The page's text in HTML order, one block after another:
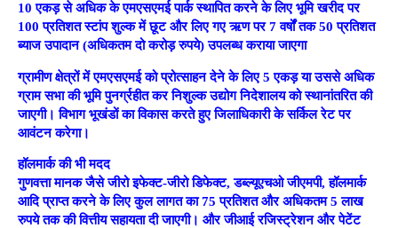
10 एकड़ से अधिक के एमएसएमई पार्क स्थापित करने के लिए भूमि खरीद पर
100 प्रतिशत स्टांप शुल्क में छूट और लिए गए ऋण पर 7 वर्षों तक 50 प्रतिशत
ब्याज उपादान (अधिकतम दो करोड़ रुपये) उपलब्ध कराया जाएगा
ग्रामीण क्षेत्रों में एमएसएमई को प्रोत्साहन देने के लिए 5 एकड़ या उससे अधिक
ग्राम सभा की भूमि पुनर्ग्रहीत कर निशुल्क उद्योग निदेशालय को स्थानांतरित की
जाएगी। विभाग भूखंडों का विकास करते हुए जिलाधिकारी के सर्किल रेट पर
आवंटन करेगा।
हॉलमार्ककीभी मदद
गुणवत्ता मानक जैसे जीरो इफेक्ट-जीरो डिफेक्ट, डब्ल्यूएचओ जीएमपी, हॉलमार्क
आदि प्राप्त करने के लिए कुल लागत का 75 प्रतिशत और अधिकतम 5 लाख
रुपये तक की वित्तीय सहायता दी जाएगी। और जीआई रजिस्ट्रेशन और पेटेंट